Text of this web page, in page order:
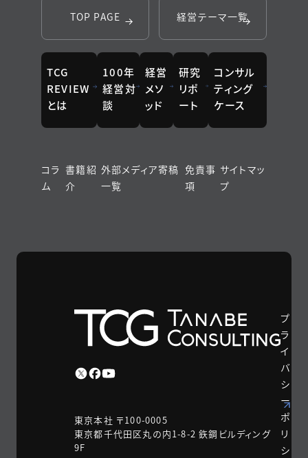
TOP PAGE 経営テーマ一覧
TCG
REVIEW
とは
100年
経営対
談
経営
メソ
ッド
研究
リポ
ート
コンサル
ティング
ケース
コラ
ム
書籍紹
介
外部メディア寄稿
一覧
免責事
項
サイトマッ
プ
東京本社 〒100-0005
東京都千代田区丸の内1-8-2 鉃鋼ビルディング
9F
プ
ラ
イ
バ
シ
ー
ポ
リ
シ